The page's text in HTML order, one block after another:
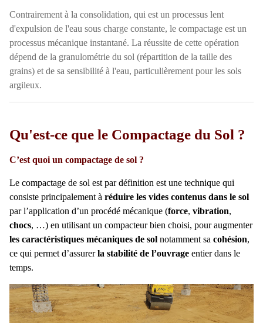
Contrairement à la consolidation, qui est un processus lent
d'expulsion de l'eau sous charge constante, le compactage est un
processus mécanique instantané. La réussite de cette opération
dépend de la granulométrie du sol (répartition de la taille des
grains) et de sa sensibilité à l'eau, particulièrement pour les sols
argileux.
Qu'est-ce que le Compactage du Sol ?
C’est quoi un compactage de sol ?
Le compactage de sol est par définition est une technique qui
consiste principalement à réduire les vides contenus dans le sol
par l’application d’un procédé mécanique (force, vibration,
chocs, …) en utilisant un compacteur bien choisi, pour augmenter
les caractéristiques mécaniques de sol notamment sa cohésion,
ce qui permet d’assurerla stabilité de l’ouvrage entier dans le
temps.